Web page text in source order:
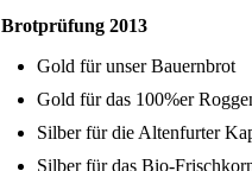
Brotprüfung 2013
Gold für unser Bauernbrot
Gold für das 100%er
Silber für die Altenfurter
Silber für das Bio-